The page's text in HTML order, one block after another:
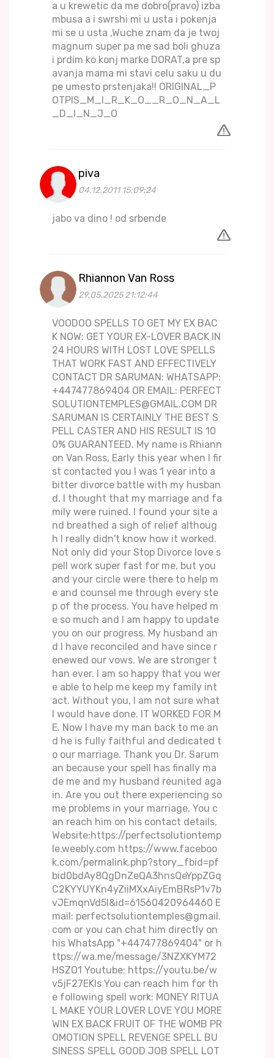
a u krewetic da me dobro(pravo) izba
mbusa a i swrshi mi u usta i pokenja
mi se u usta ,Wuche znam da je twoj
magnum super pa me sad boli ghuza
i prdim ko konj marke DORAT,a pre sp
avanja mama mi stavi celu saku u du
pe umesto prstenjaka!! ORIGINAL_P
OTPIS_M_I_R_K_O__R_O_N_A_L
_D_I_N_J_O
piva
04.12.2011 15:09:24
jabo va dino ! od srbende
Rhiannon Van Ross
29.05.2025 21:12:44
VOODOO SPELLS TO GET MY EX BAC
K NOW: GET YOUR EX-LOVER BACK IN
24 HOURS WITH LOST LOVE SPELLS
THAT WORK FAST AND EFFECTIVELY
CONTACT DR SARUMAN: WHATSAPP:
+447477869404 OR EMAIL: PERFECT
SOLUTIONTEMPLES@GMAIL.COM DR
SARUMAN IS CERTAINLY THE BEST S
PELL CASTER AND HIS RESULT IS 10
0% GUARANTEED. My name is Rhiann
on Van Ross, Early this year when I fir
st contacted you I was 1 year into a
bitter divorce battle with my husban
d. I thought that my marriage and fa
mily were ruined. I found your site a
nd breathed a sigh of relief althoug
h I really didn't know how it worked.
Not only did your Stop Divorce love s
pell work super fast for me, but you
and your circle were there to help m
e and counsel me through every ste
p of the process. You have helped m
e so much and I am happy to update
you on our progress. My husband an
d I have reconciled and have since r
enewed our vows. We are stronger t
han ever. I am so happy that you wer
e able to help me keep my family int
act. Without you, I am not sure what
I would have done. IT WORKED FOR M
E. Now I have my man back to me an
d he is fully faithful and dedicated t
o our marriage. Thank you Dr. Sarum
an because your spell has finally ma
de me and my husband reunited aga
in. Are you out there experiencing so
me problems in your marriage, You c
an reach him on his contact details,
Website:https://perfectsolutiontemp
le.weebly.com https://www.faceboo
k.com/permalink.php?story_fbid=pf
bid0bdAy8QgDnZeQA3hnsQeYppZGq
C2KYYUYKn4yZiiMXxAiyEmBRsP1v7b
vJEmqnVd5l&id=61560420964460 E
mail: perfectsolutiontemples@gmail.
com or you can chat him directly on
his WhatsApp "+447477869404" or h
ttps://wa.me/message/3NZXKYM72
HSZO1 Youtube: https://youtu.be/w
v5jF27EKIs You can reach him for th
e following spell work: MONEY RITUA
L MAKE YOUR LOVER LOVE YOU MORE
WIN EX BACK FRUIT OF THE WOMB PR
OMOTION SPELL REVENGE SPELL BU
SINESS SPELL GOOD JOB SPELL LOT